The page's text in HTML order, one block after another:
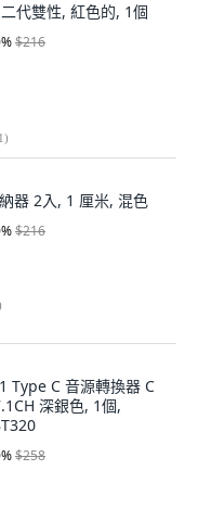
代雙性, 紅色的, 1個
%$216
)
器 2入, 1 厘米, 混色
%$216
Type C 音源轉換器 C
深銀色, 1個,
%$258